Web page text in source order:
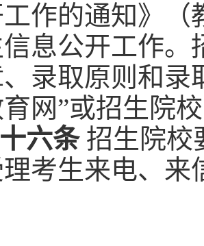
作的通知》（
息公开工作。
录取原则和录
网”或招生院
六条招生院校
考生来电、